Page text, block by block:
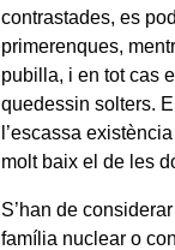
contrastades, es
primerenques,
pubilla, i en tot cas
quedessin solters.
l’escassa
molt baix el de les
S’han de
família nuclear o